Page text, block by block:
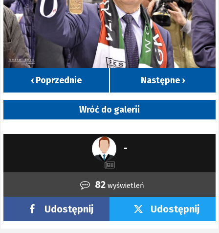
‹ Poprzednie Następne ›
Wróć do galerii
-
82wyświetleń
Udostępnij Udostępnij